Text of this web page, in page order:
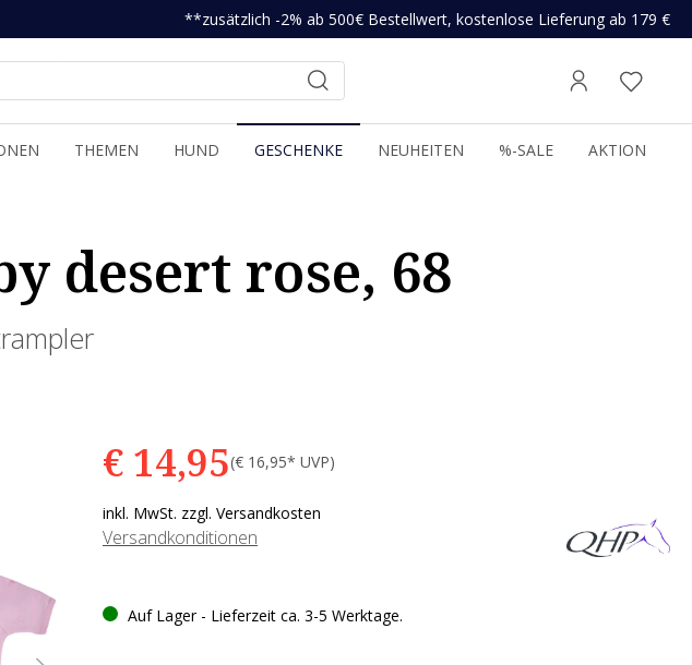
**zusätzlich -2% ab 500€ Bestellwert, kostenlose Lieferung ab 179 €
THEMEN HUND GESCHENKE NEUHEITEN %-SALE AKTION
desert rose, 68
€ 14,95(€ 16,95* UVP)
inkl. MwSt. zzgl. Versandkosten
Versandkonditionen
Auf Lager - Lieferzeit ca. 3-5 Werktage.